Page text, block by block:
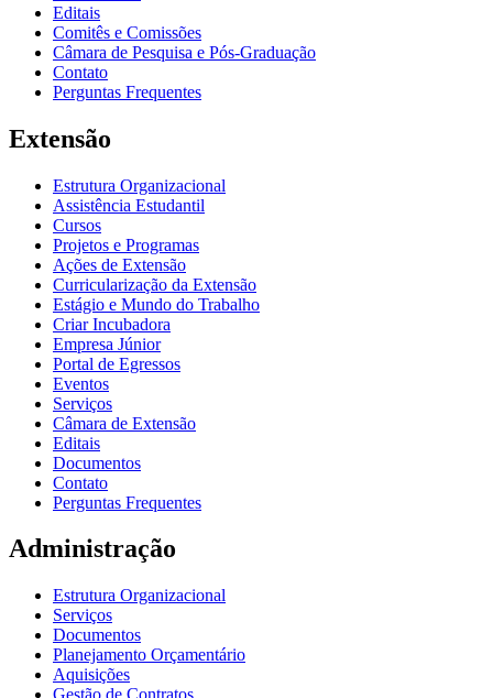
Editais
Comitês e Comissões
Câmara de Pesquisa e Pós-Graduação
Contato
Perguntas Frequentes
Extensão
Estrutura Organizacional
Assistência Estudantil
Cursos
Projetos e Programas
Ações de Extensão
Curricularização da Extensão
Estágio e Mundo do Trabalho
Criar Incubadora
Empresa Júnior
Portal de Egressos
Eventos
Serviços
Câmara de Extensão
Editais
Documentos
Contato
Perguntas Frequentes
Administração
Estrutura Organizacional
Serviços
Documentos
Planejamento Orçamentário
Aquisições